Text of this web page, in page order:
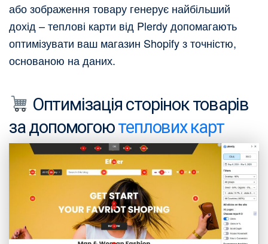
або зображення товару генерує найбільший
дохід – теплові карти від Plerdy допомагають
оптимізувати ваш магазин Shopify з точністю,
основаною на даних.
Оптимізація сторінок товарів
за допомогоютеплових карт